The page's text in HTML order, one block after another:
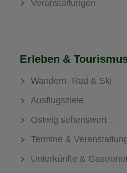
Veranstaltungen
Erleben &
Wandern, Rad & Ski
Ausflugsziele
Ostwig sehenswert
Termine &
Unterkünfte &